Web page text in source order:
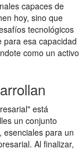
capaces de
hoy, sino que
tecnológicos
para esa capacidad
como un activo
está
un conjunto
esenciales para un
Al finalizar,